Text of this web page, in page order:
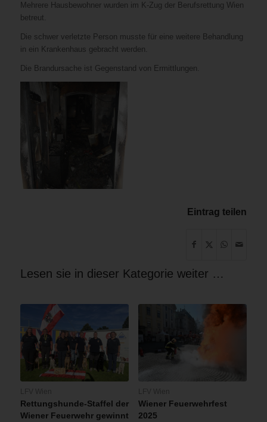
Mehrere Hausbewohner wurden im K-Zug der Berufsrettung Wien
betreut.
Die schwer verletzte Person musste für eine weitere Behandlung
in ein Krankenhaus gebracht werden.
Die Brandursache ist Gegenstand von Ermittlungen.
Eintrag teilen
Lesen sie in dieser Kategorie weiter …
Rettungshunde-Staffel der
Wiener Feuerwehr gewinnt
Wiener Feuerwehrfest
2025